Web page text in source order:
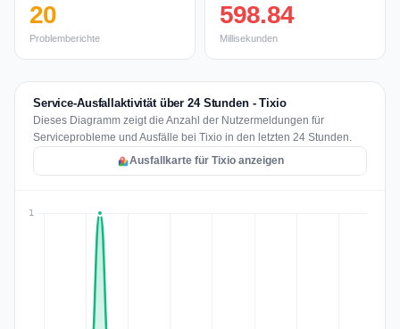
20
Problemberichte
598.84
Millisekunden
Service-Ausfallaktivität über 24 Stunden - Tixio
Dieses Diagramm zeigt die Anzahl der Nutzermeldungen für
Serviceprobleme und Ausfälle bei Tixio in den letzten 24 Stunden.
Ausfallkarte für Tixio anzeigen